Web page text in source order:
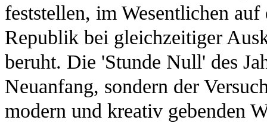
feststellen, im Wesentlichen
Republik bei gleichzeitiger
beruht. Die 'Stunde Null' des
Neuanfang, sondern der
modern und kreativ gebenden